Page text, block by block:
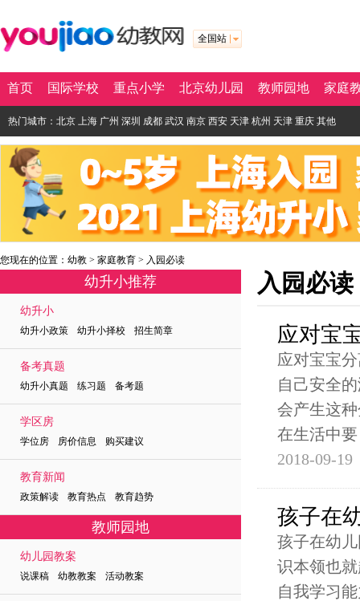
全国站
首页 国际学校 重点小学 北京幼儿园 教师园地 家庭
热门城市： 北京 上海 广州 深圳 成都 武汉 南京 西安 天津 杭州 天津 重庆 其他
您现在的位置： 幼教 > 家庭教育 > 入园必读
幼升小推荐
幼升小
幼升小政策 幼升小择校 招生简章
备考真题
幼升小真题 练习题 备考题
学区房
学位房 房价信息 购买建议
教育新闻
政策解读 教育热点 教育趋势
教师园地
幼儿园教案
说课稿 幼教教案 活动教案
入园必读
应对宝
应对宝宝
自己安全
会产生这
在生活中要
2018-09-19
孩子在
孩子在幼
识本领也
自我学习